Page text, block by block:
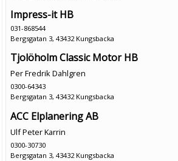
Impress-it HB
031-868544
Bergsgatan 3, 43432 Kungsbacka
Tjolöholm Classic Motor HB
Per Fredrik Dahlgren
0300-64343
Bergsgatan 3, 43432 Kungsbacka
ACC Elplanering AB
Ulf Peter Karrin
0300-30730
Bergsgatan 3, 43432 Kungsbacka